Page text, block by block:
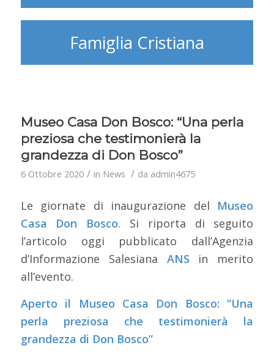
Famiglia Cristiana
Museo Casa Don Bosco: “Una perla
preziosa che testimonierà la
grandezza di Don Bosco”
6 Ottobre 2020 / in News / da admin4675
Le giornate di inaugurazione del Museo
Casa Don Bosco. Si riporta di seguito
l’articolo oggi pubblicato dall’Agenzia
d’Informazione Salesiana ANS in merito
all’evento.
Aperto il Museo Casa Don Bosco: “Una
perla preziosa che testimonierà la
grandezza di Don Bosco”